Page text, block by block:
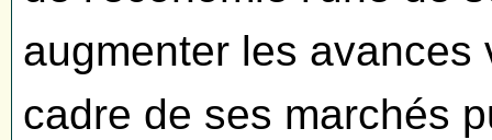
augmenter les
cadre de ses marchés